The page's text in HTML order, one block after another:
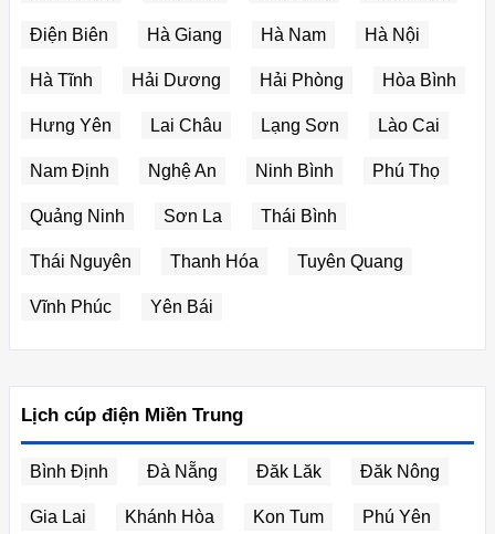
Điện Biên Hà Giang Hà Nam Hà Nội
Hà Tĩnh Hải Dương Hải Phòng Hòa Bình
Hưng Yên Lai Châu Lạng Sơn Lào Cai
Nam Định Nghệ An Ninh Bình Phú Thọ
Quảng Ninh Sơn La Thái Bình
Thái Nguyên Thanh Hóa Tuyên Quang
Vĩnh Phúc Yên Bái
Lịch cúp điện Miền Trung
Bình Định Đà Nẵng Đăk Lăk Đăk Nông
Gia Lai Khánh Hòa Kon Tum Phú Yên